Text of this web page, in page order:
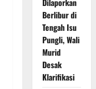
Dilaporkan
Berlibur di
Tengah Isu
Pungli, Wali
Murid
Desak
Klarifikasi